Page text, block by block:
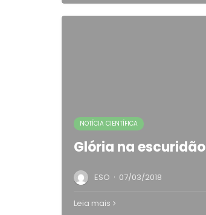
NOTÍCIA CIENTÍFICA
Glória na escuridão
ESO · 07/03/2018
Leia mais